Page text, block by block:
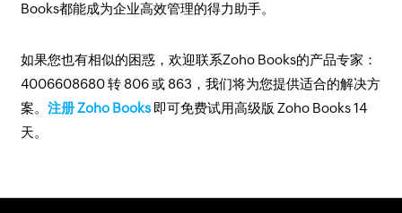
Books都能成为企业高效管理的得力助手。
如果您也有相似的困惑，欢迎联系Zoho Books的产品专家：
4006608680 转 806 或 863，我们将为您提供适合的解决方
案。 注册 Zoho Books 即可免费试用高级版 Zoho Books 14
天。